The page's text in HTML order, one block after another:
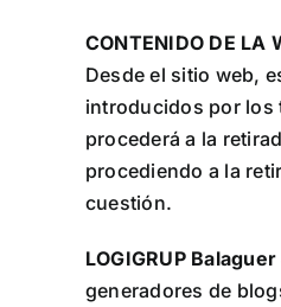
CONTENIDO DE LA
Desde el sitio web,
introducidos por los
procederá a la
procediendo a la
cuestión.
LOGIGRUP Balaguer
generadores de